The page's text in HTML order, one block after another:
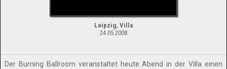
Leipzig, Villa
24.05.2008
Der Burning Ballroom veranstaltet heute Abend in der Villa einen